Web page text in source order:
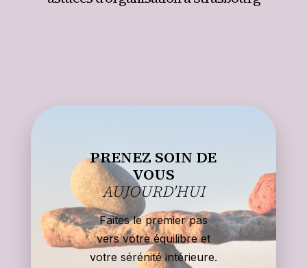
PRENEZ SOIN DE
VOUS
AUJOURD'HUI
Faites le premier pas
vers votre équilibre et
votre sérénité intérieure.